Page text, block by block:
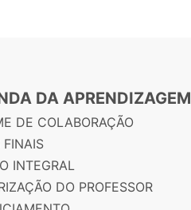
DA APRENDIZAGEM
DE COLABORAÇÃO
INTEGRAL
DO PROFESSOR